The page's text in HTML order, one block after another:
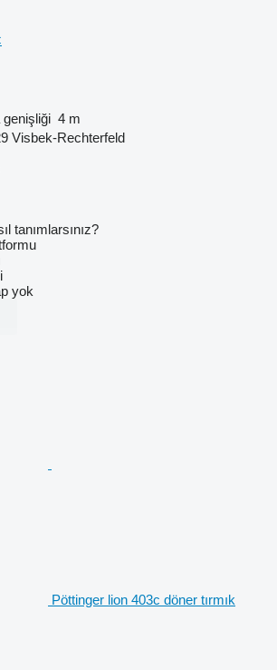
genişliği 4 m
Visbek-Rechterfeld
tanımlarsınız?
yok
Pöttinger lion 403c döner tırmık